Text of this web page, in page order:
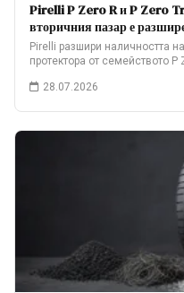
Pirelli P Zero R и P Zero
вторичния пазар е
Pirelli разшири наличността
протектора от семейството
28.07.2026